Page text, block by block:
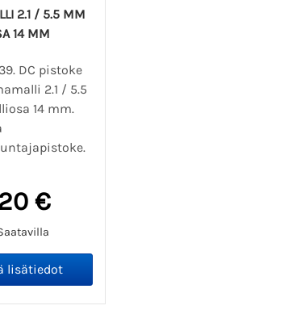
2.1 / 5.5 MM
14 MM
DC pistoke
2.1 / 5.5
14 mm.
€